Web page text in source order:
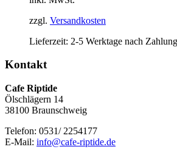
zzgl. Versandkosten
Lieferzeit: 2-5 Werktage nach
Kontakt
Cafe Riptide
Ölschlägern 14
38100 Braunschweig
Telefon: 0531/ 2254177
E-Mail: info@cafe-riptide.de